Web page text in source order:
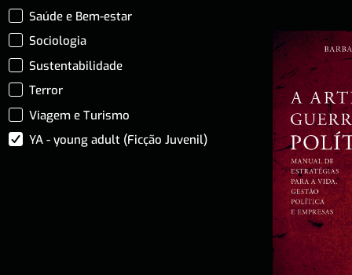
Saúde e Bem-estar
Sociologia
Sustentabilidade
Terror
Viagem e Turismo
YA - young adult (Ficção Juvenil)